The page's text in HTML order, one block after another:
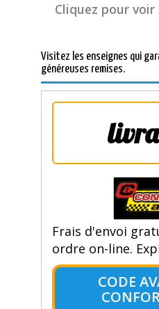
Cliquez pour
Visitez les enseignes qui
généreuses remises.
Frais d'envoi
ordre on-line.
CODE